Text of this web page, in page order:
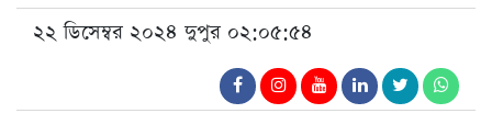
২২ ডিসেম্বর ২০২৪ দুপুর ০২:০৫:৫৪